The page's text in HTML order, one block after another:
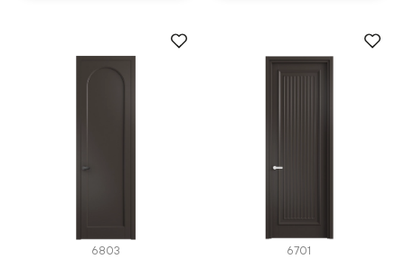
6803 6701